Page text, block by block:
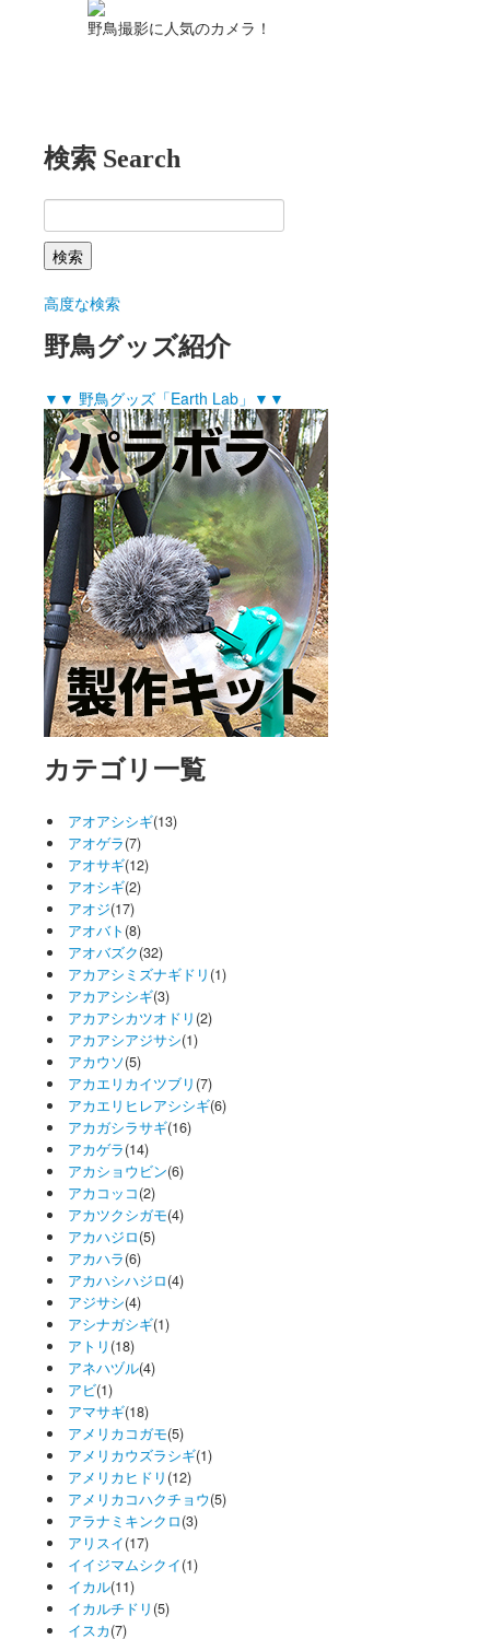
野鳥撮影に人気のカメラ！
検索 Search
高度な検索
野鳥グッズ紹介
▼▼ 野鳥グッズ「Earth Lab」▼▼
カテゴリ一覧
アオアシシギ(13)
アオゲラ(7)
アオサギ(12)
アオシギ(2)
アオジ(17)
アオバト (8)
アオバズク(32)
アカアシミズナギドリ (1)
アカアシシギ(3)
アカアシカツオドリ (2)
アカアシアジサシ(1)
アカウソ(5)
アカエリカイツブリ (7)
アカエリヒレアシシギ(6)
アカガシラサギ(16)
アカゲラ(14)
アカショウビン(6)
アカコッコ(2)
アカツクシガモ(4)
アカハジロ(5)
アカハラ(6)
アカハシハジロ(4)
アジサシ(4)
アシナガシギ(1)
アトリ (18)
アネハヅル(4)
アビ(1)
アマサギ(18)
アメリカコガモ(5)
アメリカウズラシギ(1)
アメリカヒドリ (12)
アメリカコハクチョウ(5)
アラナミキンクロ(3)
アリスイ(17)
イイジマムシクイ(1)
イカル(11)
イカルチドリ (5)
イスカ(7)